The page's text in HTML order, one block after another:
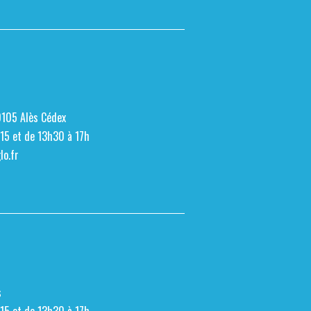
Alès Cédex
et de 13h30 à 17h